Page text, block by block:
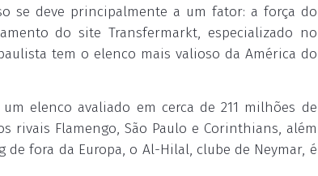
se deve principalmente a um fator: a força do
do site Transfermarkt, especializado no
tem o elenco mais valioso da América do
elenco avaliado em cerca de 211 milhões de
rivais Flamengo, São Paulo e Corinthians, além
fora da Europa, o Al-Hilal, clube de Neymar, é